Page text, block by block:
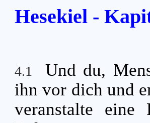
Hesekiel -
4.1
Und du,
ihn vor dich und
veranstalte eine